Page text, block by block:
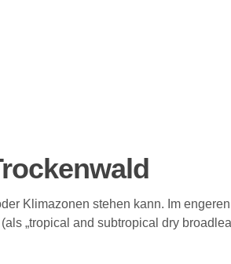
Klimazonen stehen kann. Im
„tropical and subtropical dry